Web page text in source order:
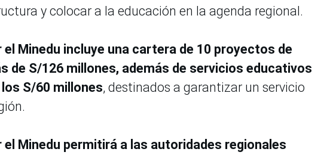
y colocar a la educación en la agenda regional.
Minedu incluye una cartera de 10 proyectos de
de S/126 millones, además de servicios educativos
S/60 millones, destinados a garantizar un servicio
Minedu permitirá a las autoridades regionales